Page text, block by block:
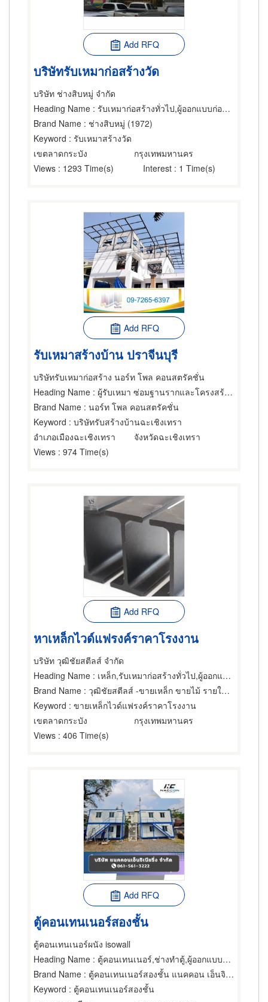
Add RFQ
บริษัทรับเหมาก่อสร้างวัด
บริษัท ช่างสิบหมู่ จำกัด
Heading Name : รับเหมาก่อสร้างทั่วไป,ผู้ออกแบบก่อสร้าง,ผู้รับเหมา ซ่อมฐานรากและโครงสร้างก่อสร้าง
Brand Name : ช่างสิบหมู่ (1972)
Keyword : รับเหมาสร้างวัด
เขตลาดกระบัง
กรุงเทพมหานคร
Views : 1293 Time(s) Interest : 1 Time(s)
Add RFQ
รับเหมาสร้างบ้าน ปราจีนบุรี
บริษัทรับเหมาก่อสร้าง นอร์ท โพล คอนสตรัคชั่น
Heading Name : ผู้รับเหมา ซ่อมฐานรากและโครงสร้างก่อสร้าง,ผู้รับเหมาวางฐานรากก่อสร้าง,ผู้ออกแบบก่อสร้าง
Brand Name : นอร์ท โพล คอนสตรัคชั่น
Keyword : บริษัทรับสร้างบ้านฉะเชิงเทรา
อำเภอเมืองฉะเชิงเทรา
จังหวัดฉะเชิงเทรา
Views : 974 Time(s)
Add RFQ
หาเหล็กไวด์แฟรงค์ราคาโรงงาน
บริษัท วุฒิชัยสตีลส์ จำกัด
Heading Name : เหล็ก,รับเหมาก่อสร้างทั่วไป,ผู้ออกแบบก่อสร้าง
Brand Name : วุฒิชัยสตีลส์ -ขายเหล็ก ขายไม้ รายใหญ่ ย่านร่มเกล้า
Keyword : ขายเหล็กไวด์แฟรงค์ราคาโรงงาน
เขตลาดกระบัง
กรุงเทพมหานคร
Views : 406 Time(s)
Add RFQ
ตู้คอนเทนเนอร์สองชั้น
ตู้คอนเทนเนอร์ผนัง isowall
Heading Name : ตู้คอนเทนเนอร์,ช่างทำตู้,ผู้ออกแบบก่อสร้าง
Brand Name : ตู้คอนเทนเนอร์สองชั้น แนคคอน เอ็นจิเนียริ่ง
Keyword : ตู้คอนเทนเนอร์สองชั้น